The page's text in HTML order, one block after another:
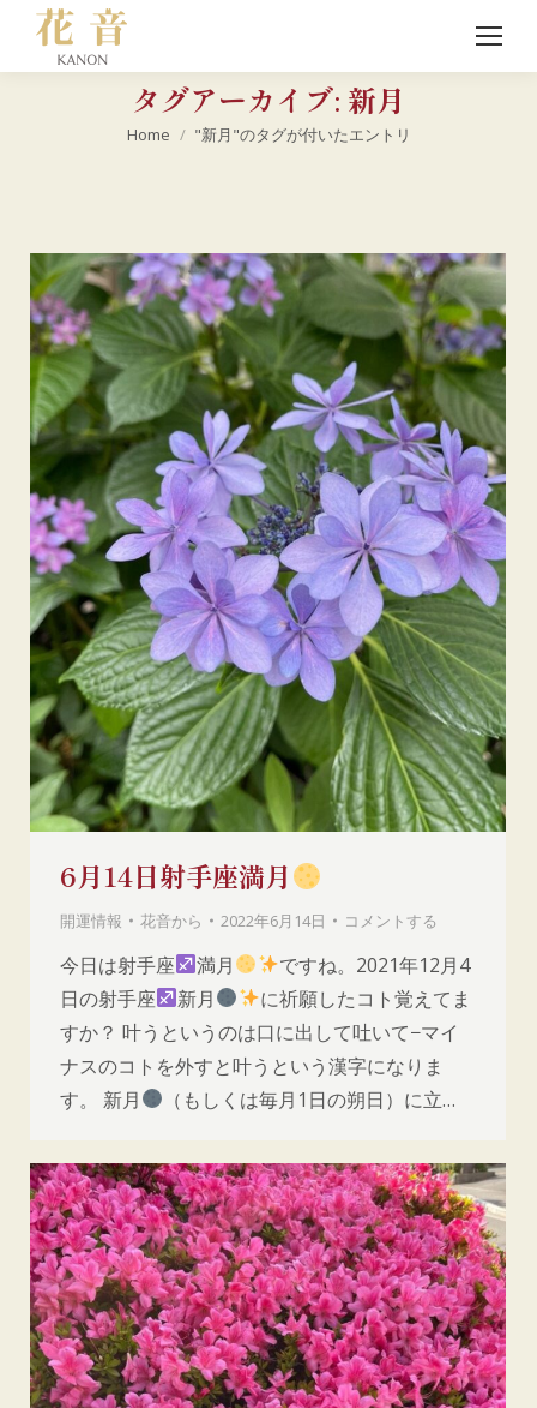
タグアーカイブ: 新月
現在地:
Home "新月"のタグが付いたエントリ
6月14日射手座満月
開運情報 花音から 2022年6月14日 コメントする
今日は射手座 満月
ですね。2021年12月4
日の射手座
新月
に祈願したコト覚えてま
すか？ 叶うというのは口に出して吐いて−マイ
ナスのコトを外すと叶うという漢字になりま
す。 新月
（もしくは毎月1日の朔日）に立…